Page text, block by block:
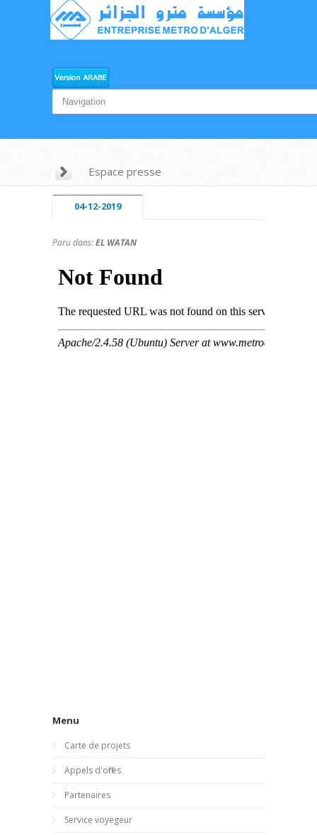
Espace presse
04-12-2019
Paru dans:EL WATAN
Menu
Carte de projets
Appels d'offres
Partenaires
Service voyegeur